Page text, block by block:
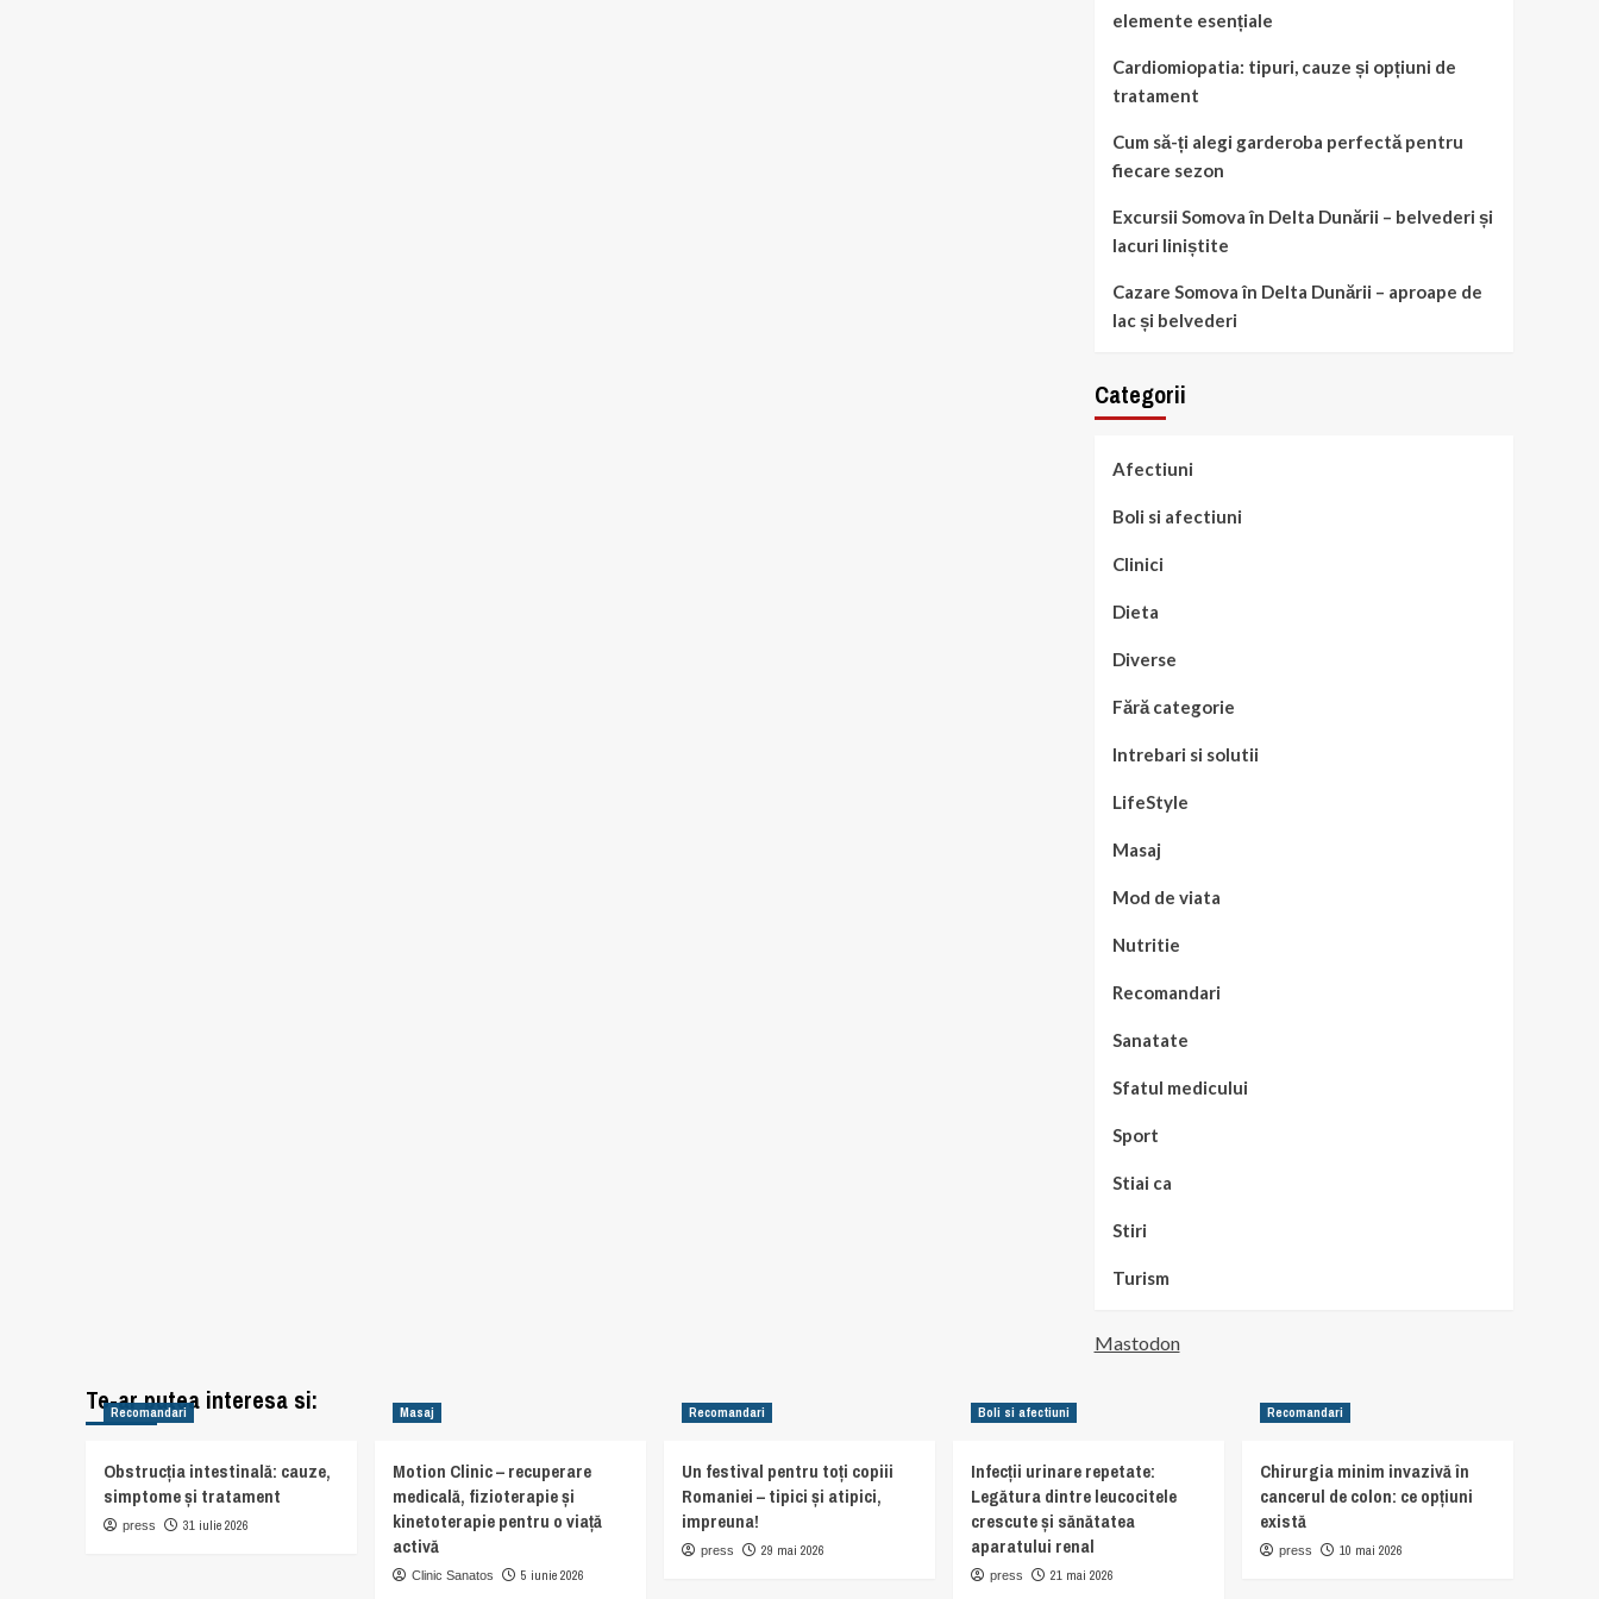
elemente esențiale
Cardiomiopatia: tipuri, cauze și opțiuni de
tratament
Cum să-ți alegi garderoba perfectă pentru
fiecare sezon
Excursii Somova în Delta Dunării – belvederi și
lacuri liniștite
Cazare Somova în Delta Dunării – aproape de
lac și belvederi
Categorii
Afectiuni
Boli si afectiuni
Clinici
Dieta
Diverse
Fără categorie
Intrebari si solutii
LifeStyle
Masaj
Mod de viata
Nutritie
Recomandari
Sanatate
Sfatul medicului
Sport
Stiai ca
Stiri
Turism
Mastodon
Te-ar putea interesa si:
Recomandari
Obstrucția intestinală: cauze,
simptome și tratament
press 31 iulie 2026
Masaj
Motion Clinic – recuperare
medicală, fizioterapie și
kinetoterapie pentru o viață
activă
Clinic Sanatos 5 iunie 2026
Recomandari
Un festival pentru toți copiii
Romaniei – tipici și atipici,
impreuna!
press 29 mai 2026
Boli si afectiuni
Infecții urinare repetate:
Legătura dintre leucocitele
crescute și sănătatea
aparatului renal
press 21 mai 2026
Recomandari
Chirurgia minim invazivă în
cancerul de colon: ce opțiuni
există
press 10 mai 2026